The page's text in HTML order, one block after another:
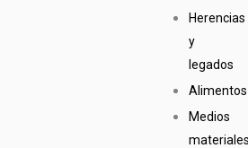
Herencias
y
legados
Alimentos
Medios